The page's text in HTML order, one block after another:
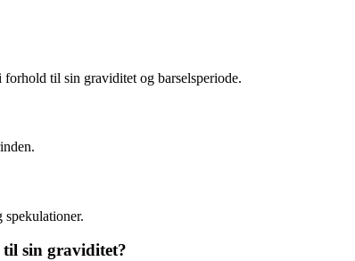
forhold til sin graviditet og barselsperiode.
sin graviditet?